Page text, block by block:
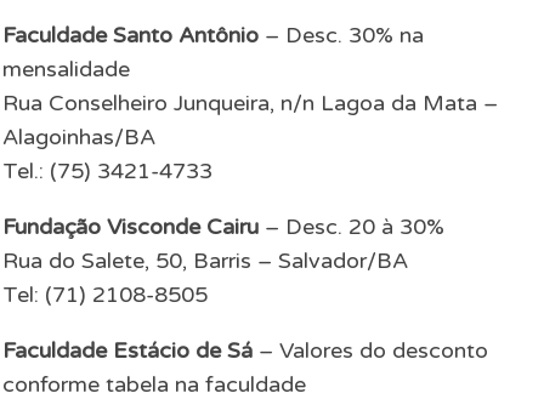
Faculdade Santo Antônio – Desc. 30% na
mensalidade
Rua Conselheiro Junqueira, n/n Lagoa da Mata –
Alagoinhas/BA
Tel.: (75) 3421-4733
Fundação Visconde Cairu – Desc. 20 à 30%
Rua do Salete, 50, Barris – Salvador/BA
Tel: (71) 2108-8505
Faculdade Estácio de Sá – Valores do desconto
conforme tabela na faculdade